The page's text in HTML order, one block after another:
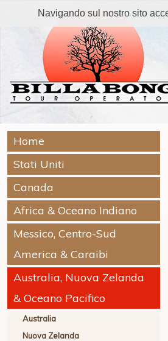
Home
Stati Uniti
Canada
Africa & Oceano Indiano
Messico, Centro-Sud
America & Caraibi
Australia, Nuova Zelanda
& Oceano Pacifico
Australia
Nuova Zelanda
Navigando sul nostro sito